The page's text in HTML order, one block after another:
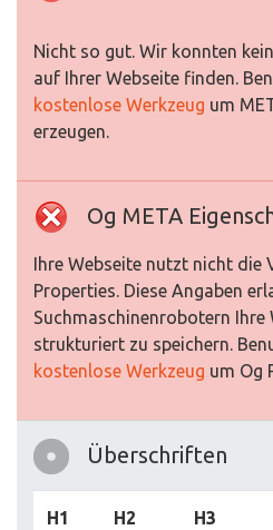
Nicht so gut. Wir konnten
auf Ihrer Webseite finden.
kostenlose Werkzeug um
erzeugen.
Og META
Ihre Webseite nutzt nicht die
Properties. Diese Angaben
Suchmaschinenrobotern Ihre
strukturiert zu speichern.
kostenlose Werkzeug um Og
Überschriften
H1 H2 H3